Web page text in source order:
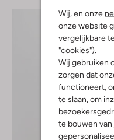
Wij, en onze
onze website
vergelijkbare
"cookies").
Wij gebruiken
zorgen dat
functioneert,
te slaan, om
te bouwen